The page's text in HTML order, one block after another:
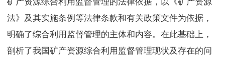
法》及其实施条例等法律条款和有关政策文件为依据，
明确了综合利用监督管理的主体和内容。在此基础上，
剖析了我国矿产资源综合利用监督管理现状及存在的问